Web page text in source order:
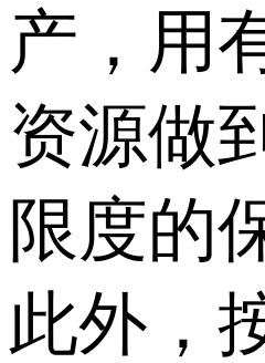
产，用
资源做
限度的
此外，